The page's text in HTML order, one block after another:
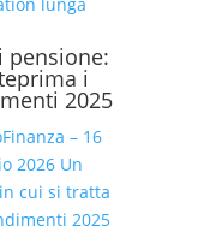
pensione:
i
2025
– 16
2026 Un
cui si tratta
2025